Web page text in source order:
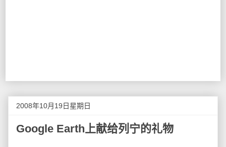
2008年10月19日星期日
Google Earth上献给列宁的礼物